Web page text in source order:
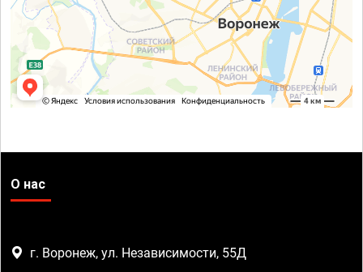
О нас
г. Воронеж, ул. Независимости, 55Д